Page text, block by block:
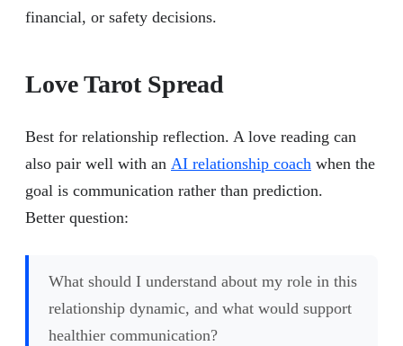
financial, or safety decisions.
Love Tarot Spread
Best for relationship reflection. A love reading can
also pair well with an AI relationship coach when the
goal is communication rather than prediction.
Better question:
What should I understand about my role in this
relationship dynamic, and what would support
healthier communication?